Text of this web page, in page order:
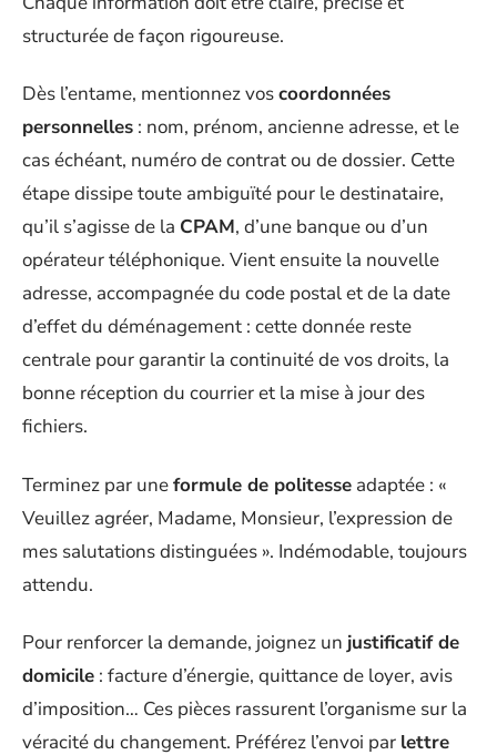
structurée de façon rigoureuse.
Dès l’entame, mentionnez voscoordonnées
personnelles : nom, prénom, ancienne adresse, et le
cas échéant, numéro de contrat ou de dossier. Cette
étape dissipe toute ambiguïté pour le destinataire,
qu’il s’agisse de la CPAM, d’une banque ou d’un
opérateur téléphonique. Vient ensuite la nouvelle
adresse, accompagnée du code postal et de la date
d’effet du déménagement : cette donnée reste
centrale pour garantir la continuité de vos droits, la
bonne réception du courrier et la mise à jour des
fichiers.
Terminez par uneformule de politesse adaptée : «
Veuillez agréer, Madame, Monsieur, l’expression de
mes salutations distinguées ». Indémodable, toujours
attendu.
Pour renforcer la demande, joignez un justificatif de
domicile : facture d’énergie, quittance de loyer, avis
d’imposition… Ces pièces rassurent l’organisme sur la
véracité du changement. Préférez l’envoi par lettre